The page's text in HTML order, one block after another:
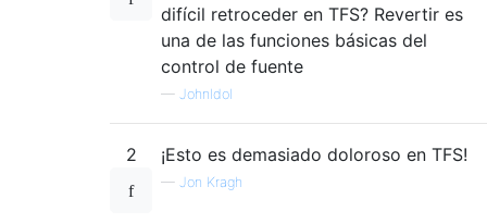
difícil retroceder en TFS? Revertir es
una de las funciones básicas del
control de fuente
— JohnIdol
2 ¡Esto es demasiado doloroso en TFS!
— Jon Kragh